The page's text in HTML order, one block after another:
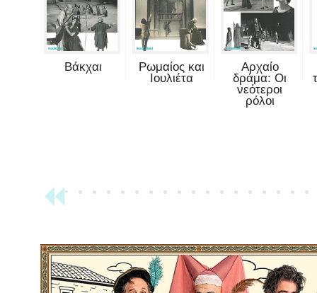
Βάκχαι
Ρωμαίος και
Ιουλιέτα
Αρχαίο
δράμα: Οι
νεότεροι
ρόλοι